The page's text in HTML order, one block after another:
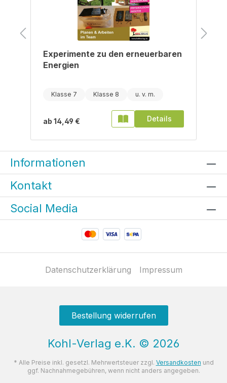
Experimente zu den erneuerbaren
Energien
Klasse 7 Klasse 8
ab 14,49 € Details
Informationen
Kontakt
Social Media
Datenschutzerklärung Impressum
Bestellung widerrufen
Kohl-Verlag e.K. © 2026
* Alle Preise inkl. gesetzl. Mehrwertsteuer zzgl. Versandkosten und
ggf. Nachnahmegebühren, wenn nicht anders angegeben.